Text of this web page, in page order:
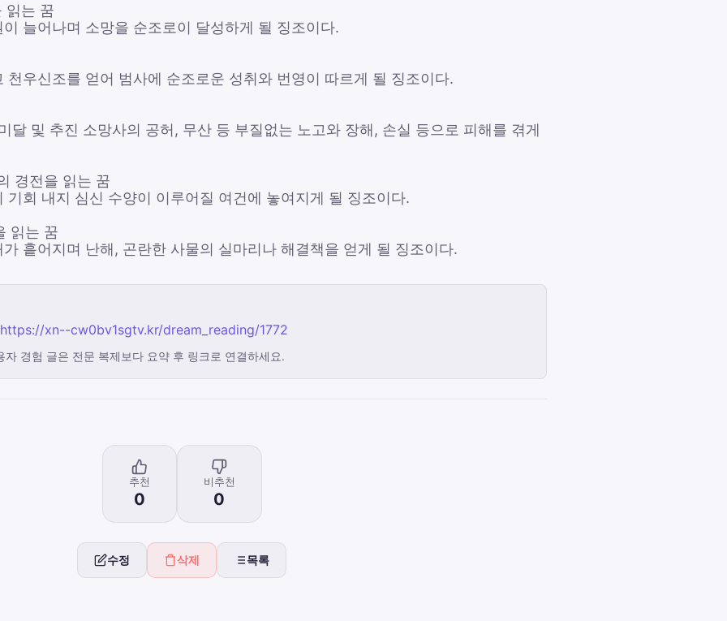
읽는 꿈
늘어나며 소망을 순조로이 달성하게 될 징조이다.
천우신조를 얻어 범사에 순조로운 성취와 번영이 따르게 될 징조이다.
달 및 추진 소망사의 공허, 무산 등 부질없는 노고와 장해, 손실 등으로 피해를 겪게
경전을 읽는 꿈
기회 내지 심신 수양이 이루어질 여건에 놓여지게 될 징조이다.
읽는 꿈
흩어지며 난해, 곤란한 사물의 실마리나 해결책을 얻게 될 징조이다.
https://xn--cw0bv1sgtv.kr/dream_reading/1772
경험 글은 전문 복제보다 요약 후 링크로 연결하세요.
추천
0
비추천
0
수정 삭제 목록